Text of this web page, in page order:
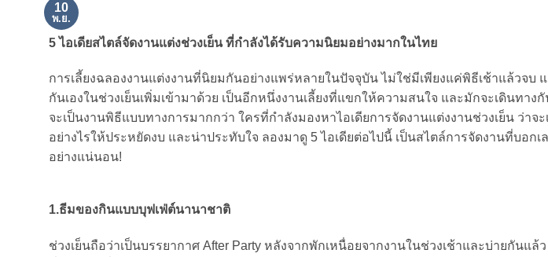
10
พ.ย.
5 ไอเดียสไตล์จัดงานแต่งช่วงเย็น ที่กำลังได้รับความนิยมอย่างมากในไทย
การเลี้ยงฉลองงานแต่งงานที่นิยมกันอย่างแพร่หลายในปัจจุบัน ไม่ใช่มีเพียงแค่พิธีเช้าแล้วจบ แ
กันเองในช่วงเย็นเพิ่มเข้ามาด้วย เป็นอีกหนึ่งงานเลี้ยงที่แขกให้ความสนใจ และมักจะเดินทาง
จะเป็นงานพิธีแบบทางการมากกว่า ใครที่กำลังมองหาไอเดียการจัดงานแต่งงานช่วงเย็น ว่าจ
อย่างไรให้ประหยัดงบ และน่าประทับใจ ลองมาดู 5 ไอเดียต่อไปนี้ เป็นสไตล์การจัดงานที่บอก
อย่างแน่นอน!
1.ธีมของกินแบบบุฟเฟ่ต์นานาชาติ
ช่วงเย็นถือว่าเป็นบรรยากาศ After Party หลังจากพักเหนื่อยจากงานในช่วงเช้าและบ่ายกันแล้